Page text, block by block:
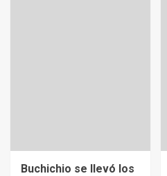
Buchichio se llevó los